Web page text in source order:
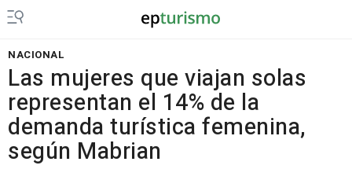
NACIONAL
Las mujeres que viajan solas
representan el 14% de la
demanda turística femenina,
según Mabrian